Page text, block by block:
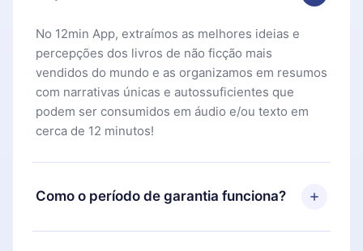
No 12min App, extraímos as melhores ideias e
percepções dos livros de não ficção mais
vendidos do mundo e as organizamos em resumos
com narrativas únicas e autossuficientes que
podem ser consumidos em áudio e/ou texto em
cerca de 12 minutos!
Como o período de garantia funciona?
Você pode baixar nosso aplicativo e começar a